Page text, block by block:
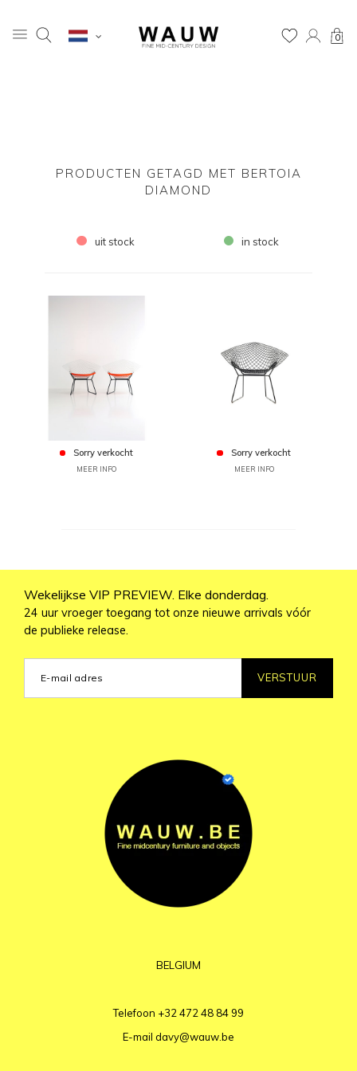
0
PRODUCTEN GETAGD MET BERTOIA
DIAMOND
uit stock in stock
Sorry verkocht
MEER INFO
Sorry verkocht
MEER INFO
Wekelijkse VIP PREVIEW. Elke donderdag.
24 uur vroeger toegang tot onze nieuwe arrivals vóór
de publieke release.
VERSTUUR
BELGIUM
Telefoon +32 472 48 84 99
E-mail davy@wauw.be